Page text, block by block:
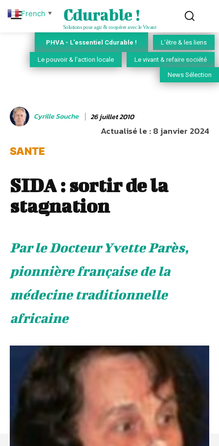
Cdurable !
Solutions pour agir & coopérer avec le Vivant
PHVA - L'essentiel Cdurable ! L'être & les liens
Le pouvoir & l'action locale Le vivant & refaire société
News Sélection
Cyrille Souche 26 juillet 2010
Actualisé le :8 janvier 2024
SANTE
SIDA : sortir de la
stagnation
Par le Docteur Yvette Parès,
pionnière française de la
médecine traditionnelle
africaine
French ▼